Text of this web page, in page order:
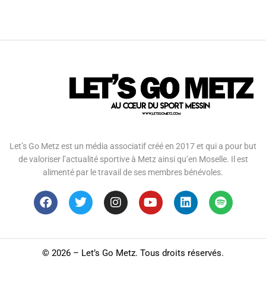
Let’s Go Metz est un média associatif créé en 2017 et qui a pour but
de valoriser l’actualité sportive à Metz ainsi qu’en Moselle. Il est
alimenté par le travail de ses membres bénévoles.
© 2026 – Let’s Go Metz. Tous droits réservés.